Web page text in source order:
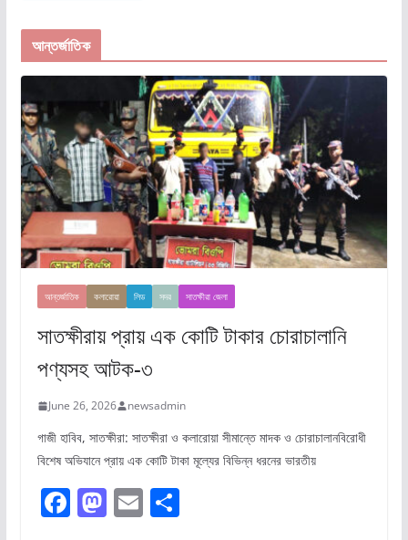
আন্তর্জাতিক
আন্তর্জাতিক কলারোয়া লিড সদর সাতক্ষীরা জেলা
সাতক্ষীরায় প্রায় এক কোটি টাকার চোরাচালানি
পণ্যসহ আটক-৩
June 26, 2026 newsadmin
গাজী হাবিব, সাতক্ষীরা: সাতক্ষীরা ও কলারোয়া সীমান্তে মাদক ও চোরাচালানবিরোধী
বিশেষ অভিযানে প্রায় এক কোটি টাকা মূল্যের বিভিন্ন ধরনের ভারতীয়
F M E S